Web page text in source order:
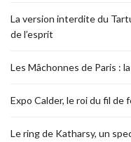
La version interdite du
de l’esprit
Les Mâchonnes de Paris :
Expo Calder, le roi du fil de
Le ring de Katharsy, un